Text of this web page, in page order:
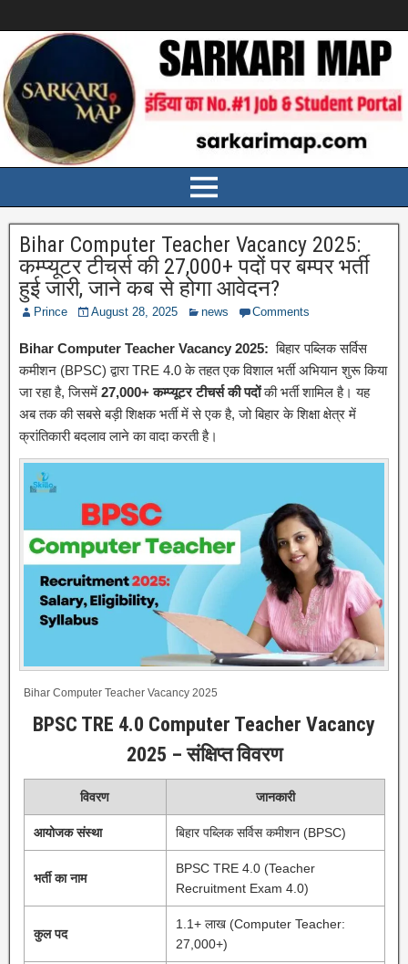
Bihar Computer Teacher Vacancy 2025:
कम्प्यूटर टीचर्स की 27,000+ पदों पर बम्पर भर्ती
हुई जारी, जाने कब से होगा आवेदन?
Prince August 28, 2025 news Comments
Bihar Computer Teacher Vacancy 2025: बिहार पब्लिक सर्विस
कमीशन (BPSC) द्वारा TRE 4.0 के तहत एक विशाल भर्ती अभियान शुरू किया
जा रहा है, जिसमें 27,000+ कम्प्यूटर टीचर्स की पदोंकी भर्ती शामिल है। यह
अब तक की सबसे बड़ी शिक्षक भर्ती में से एक है, जो बिहार के शिक्षा क्षेत्र में
क्रांतिकारी बदलाव लाने का वादा करती है।
Bihar Computer Teacher Vacancy 2025
BPSC TRE 4.0 Computer Teacher Vacancy
2025 – संक्षिप्त विवरण
विवरण जानकारी
आयोजक संस्था बिहार पब्लिक सर्विस कमीशन (BPSC)
भर्ती का नाम
BPSC TRE 4.0 (Teacher
Recruitment Exam 4.0)
कुल पद
1.1+ लाख (Computer Teacher:
27,000+)